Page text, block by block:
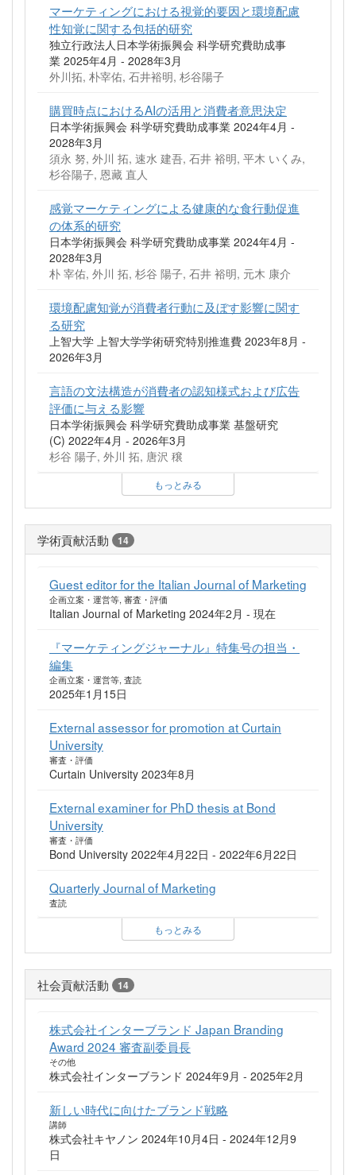
マーケティングにおける視覚的要因と環境配慮
性知覚に関する包括的研究
独立行政法人日本学術振興会 科学研究費助成事
業 2025年4月 - 2028年3月
外川拓, 朴宰佑, 石井裕明, 杉谷陽子
購買時点におけるAIの活用と消費者意思決定
日本学術振興会 科学研究費助成事業 2024年4月 -
2028年3月
須永 努, 外川 拓, 速水 建吾, 石井 裕明, 平木 いくみ,
杉谷陽子, 恩藏 直人
感覚マーケティングによる健康的な食行動促進
の体系的研究
日本学術振興会 科学研究費助成事業 2024年4月 -
2028年3月
朴 宰佑, 外川 拓, 杉谷 陽子, 石井 裕明, 元木 康介
環境配慮知覚が消費者行動に及ぼす影響に関す
る研究
上智大学 上智大学学術研究特別推進費 2023年8月 -
2026年3月
言語の文法構造が消費者の認知様式および広告
評価に与える影響
日本学術振興会 科学研究費助成事業 基盤研究
(C) 2022年4月 - 2026年3月
杉谷 陽子, 外川 拓, 唐沢 穣
もっとみる
学術貢献活動 14
Guest editor for the Italian Journal of Marketing
企画立案・運営等, 審査・評価
Italian Journal of Marketing 2024年2月 - 現在
『マーケティングジャーナル』特集号の担当・
編集
企画立案・運営等, 査読
2025年1月15日
External assessor for promotion at Curtain
University
審査・評価
Curtain University 2023年8月
External examiner for PhD thesis at Bond
University
審査・評価
Bond University 2022年4月22日 - 2022年6月22日
Quarterly Journal of Marketing
査読
もっとみる
社会貢献活動 14
株式会社インターブランド Japan Branding
Award 2024 審査副委員長
その他
株式会社インターブランド 2024年9月 - 2025年2月
新しい時代に向けたブランド戦略
講師
株式会社キヤノン 2024年10月4日 - 2024年12月9
日